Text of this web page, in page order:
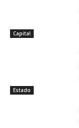
Capital
Estado